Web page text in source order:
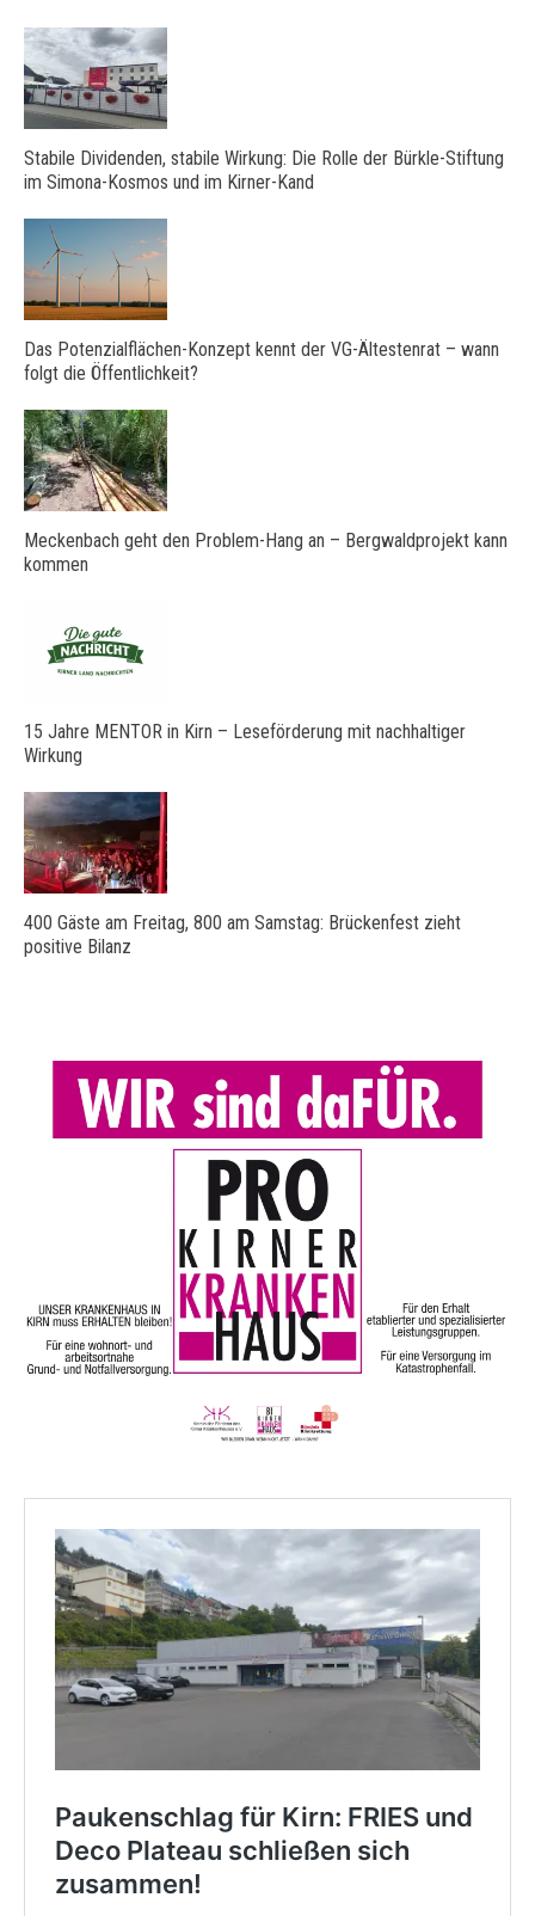
Stabile Dividenden, stabile Wirkung: Die Rolle der Bürkle-Stiftung
im Simona-Kosmos und im Kirner-Kand
Das Potenzialflächen-Konzept kennt der VG-Ältestenrat – wann
folgt die Öffentlichkeit?
Meckenbach geht den Problem-Hang an – Bergwaldprojekt kann
kommen
15 Jahre MENTOR in Kirn – Leseförderung mit nachhaltiger
Wirkung
400 Gäste am Freitag, 800 am Samstag: Brückenfest zieht
positive Bilanz